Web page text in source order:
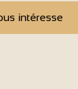
intéresse